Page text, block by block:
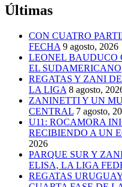
Últimas
CON CUATRO
FECHA 9 agosto, 2026
LEONEL BAUDUCO
EL SUDAMERICANO
REGATAS Y ZANI
LA LIGA 8 agosto,
ZANINETTI Y UN
CENTRAL 7 agosto,
U11: ROCAMORA
RECIBIENDO A UN
2026
PARQUE SUR Y
ELISA, LA LIGA
REGATAS